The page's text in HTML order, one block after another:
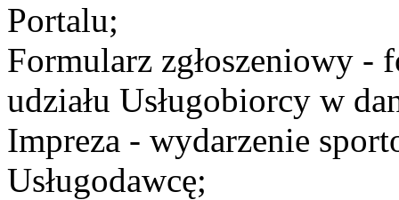
Portalu;
Formularz zgłoszeniowy -
udziału Usługobiorcy w
Impreza - wydarzenie
Usługodawcę;